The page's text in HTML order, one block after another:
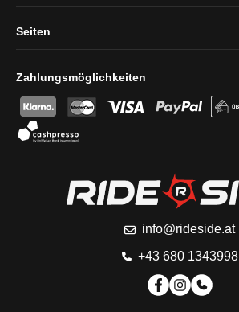
Zahlungsmöglichkeiten
info@rideside.at
+43 680 1343998
Seiten